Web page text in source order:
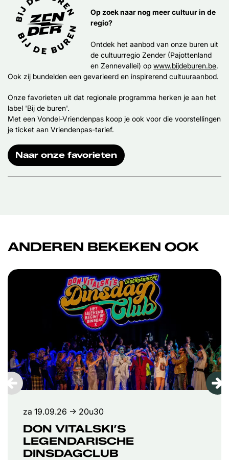
Op zoek naar nog meer cultuur in de
regio?
Ontdek het aanbod van onze buren uit
de cultuurregio Zender (Pajottenland
en Zennevallei) opwww.bijdeburen.be.
Ook zij bundelden een gevarieerd en inspirerend cultuuraanbod.
Onze favorieten uit dat regionale programma herken je aan het
label 'Bij de buren'.
Met een Vondel-Vriendenpas koop je ook voor die voorstellingen
je ticket aan Vriendenpas-tarief.
Naar onze favorieten
ANDEREN BEKEKEN OOK
Overslaan
DON VITALSKI’S
LEGENDARISCHE
DINSDAGCLUB
za 19.09.26 → 20u30